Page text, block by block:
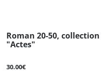
Roman 20-50, collection
"Actes"
30.00€